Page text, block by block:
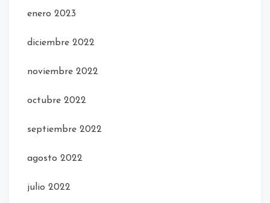
enero 2023
diciembre 2022
noviembre 2022
octubre 2022
septiembre 2022
agosto 2022
julio 2022